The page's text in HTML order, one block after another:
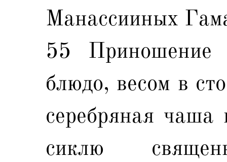
Манассииных
55 Приношение
блюдо, весом в
серебряная чаша
сиклю